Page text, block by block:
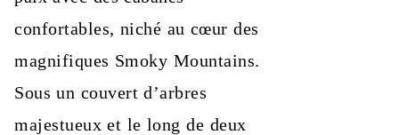
confortables, niché au cœur des
magnifiques Smoky Mountains.
Sous un couvert d’arbres
majestueux et le long de deux